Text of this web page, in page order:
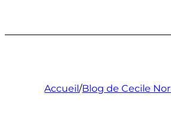
Accueil/Blog de Cecile